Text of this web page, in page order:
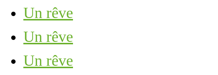
Un rêve
Un rêve
Un rêve